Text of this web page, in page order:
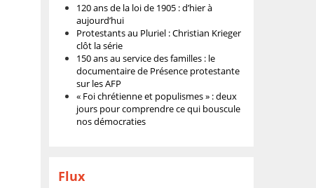
120 ans de la loi de 1905 : d’hier à
aujourd’hui
Protestants au Pluriel : Christian Krieger
clôt la série
150 ans au service des familles : le
documentaire de Présence protestante
sur les AFP
« Foi chrétienne et populismes » : deux
jours pour comprendre ce qui bouscule
nos démocraties
Flux